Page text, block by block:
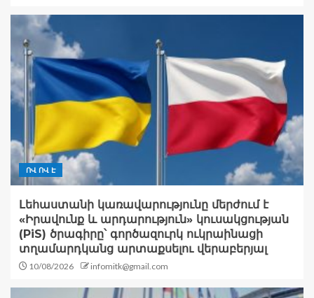
ՈՎ ՈՎ Է
Լեհաստանի կառավարությունը մերժում է
«Իրավունք և արդարություն» կուսակցության
(PiS) ծրագիրը՝ գործազուրկ ուկրաինացի
տղամարդկանց արտաքսելու վերաբերյալ
10/08/2026 infomitk@gmail.com